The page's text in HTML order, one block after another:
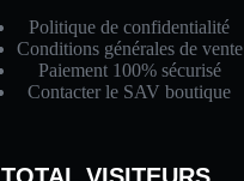
Politique de confidentialité
Conditions générales de vente
Paiement 100% sécurisé
Contacter le SAV boutique